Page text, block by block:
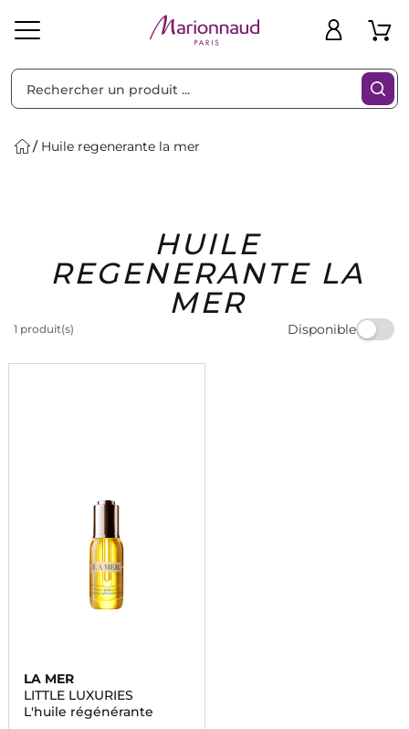
Homme Marques Idées
Cadeaux
Huile regenerante la mer
HUILE
REGENERANTE LA
MER
1 produit(s) Disponible
Filtres
LA MER
LITTLE LUXURIES
L'huile régénérante